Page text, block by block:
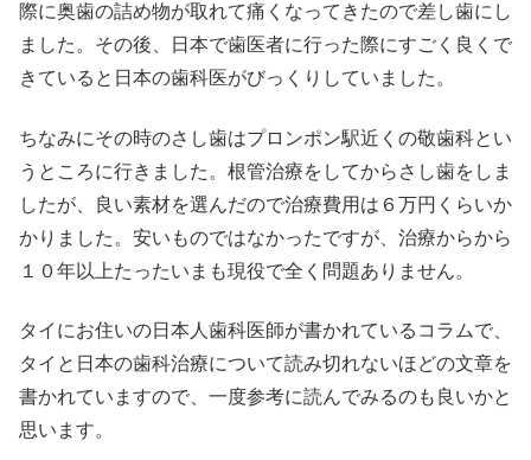
際に奥歯の詰め物が取れて痛くなってきたので差し歯にし
ました。その後、日本で歯医者に行った際にすごく良くで
きていると日本の歯科医がびっくりしていました。
ちなみにその時のさし歯はプロンポン駅近くの敬歯科とい
うところに行きました。根管治療をしてからさし歯をしま
したが、良い素材を選んだので治療費用は６万円くらいか
かりました。安いものではなかったですが、治療からから
１０年以上たったいまも現役で全く問題ありません。
タイにお住いの日本人歯科医師が書かれているコラムで、
タイと日本の歯科治療について読み切れないほどの文章を
書かれていますので、一度参考に読んでみるのも良いかと
思います。